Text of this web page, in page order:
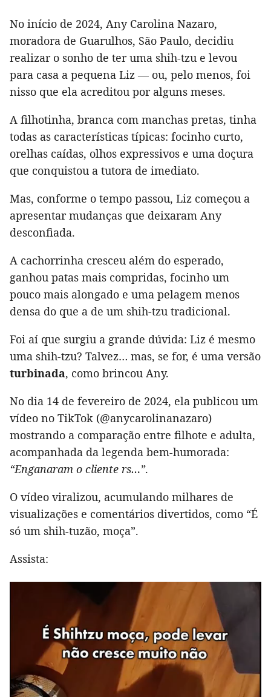
No início de 2024, Any Carolina Nazaro,
moradora de Guarulhos, São Paulo, decidiu
realizar o sonho de ter uma shih-tzu e levou
para casa a pequena Liz — ou, pelo menos, foi
nisso que ela acreditou por alguns meses.
A filhotinha, branca com manchas pretas, tinha
todas as características típicas: focinho curto,
orelhas caídas, olhos expressivos e uma doçura
que conquistou a tutora de imediato.
Mas, conforme o tempo passou, Liz começou a
apresentar mudanças que deixaram Any
desconfiada.
A cachorrinha cresceu além do esperado,
ganhou patas mais compridas, focinho um
pouco mais alongado e uma pelagem menos
densa do que a de um shih-tzu tradicional.
Foi aí que surgiu a grande dúvida: Liz é mesmo
uma shih-tzu? Talvez… mas, se for, é uma versão
turbinada, como brincou Any.
No dia 14 de fevereiro de 2024, ela publicou um
vídeo no TikTok (@anycarolinanazaro)
mostrando a comparação entre filhote e adulta,
acompanhada da legenda bem-humorada:
“Enganaram o cliente rs…”.
O vídeo viralizou, acumulando milhares de
visualizações e comentários divertidos, como “É
só um shih-tuzão, moça”.
Assista: